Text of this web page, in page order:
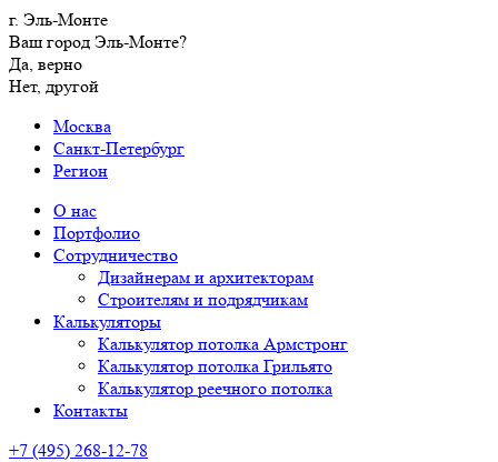
г. Эль-Монте
Ваш город Эль-Монте?
Да, верно
Нет, другой
Москва
Санкт-Петербург
Регион
О нас
Портфолио
Сотрудничество
Дизайнерам и архитекторам
Строителям и подрядчикам
Калькуляторы
Калькулятор потолка Армстронг
Калькулятор потолка Грильято
Калькулятор реечного потолка
Контакты
+7 (495) 268-12-78